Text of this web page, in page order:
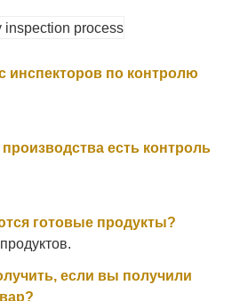
инспекторов по контролю
есть контроль
готовые продукты?
если вы получили